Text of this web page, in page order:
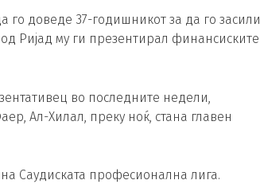
го доведе 37-годишникот за да го засили
Ријад му ги презентирал финансиските
во последните недели,
Ал-Хилал, преку ноќ, стана главен
Саудиската професионална лига.